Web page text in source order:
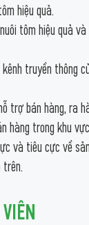
hiệu quả.
tôm hiệu quả
truyền thông
trợ bán hàng, ra
hàng trong khu
và tiêu cực về